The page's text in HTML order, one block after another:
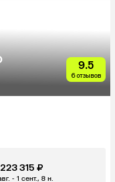
9.5
6 отзывов
315 ₽
- 1 сент., 8 н.